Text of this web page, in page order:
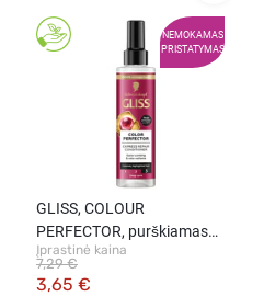
NEMOKAMAS
PRISTATYMAS
GLISS, COLOUR
PERFECTOR, purškiamas
kondicionierius, 200 ml
Įprastinė kaina
3,65 €
7,29 €